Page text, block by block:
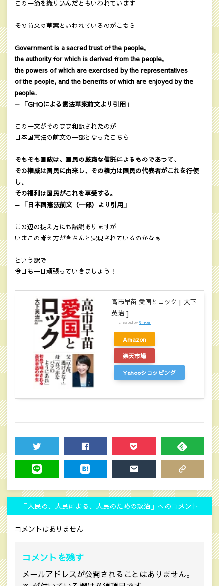
この一節を織り込んだともいわれています
その前文の草案といわれているのがこちら
Government is a sacred trust of the people,
the authority for which is derived from the people,
the powers of which are exercised by the representatives
of the people, and the benefits of which are enjoyed by the
people.
— 「GHQによる憲法草案前文より引用」
この一文がそのまま和訳されたのが
日本国憲法の前文の一部となったこちら
そもそも国政は、国民の厳粛な信託によるものであつて、
その権威は国民に由来し、その権力は国民の代表者がこれを行使
し、
その福利は国民がこれを享受する。
— 「日本国憲法前文（一部）より引用」
この辺の捉え方にも諸説ありますが
いまこの考え方がきちんと実現されているのかなぁ
という訳で
今日も一日頑張っていきましょう！
高市早苗 愛国とロック [ 大下
英治 ]
created byRinker
Amazon
楽天市場
Yahooショッピング
TWEET SHARE POCKET FEEDLY
「人民の、人民による、人民のための政治」へのコメント
コメントはありません
コメントを残す
メールアドレスが公開されることはありません。